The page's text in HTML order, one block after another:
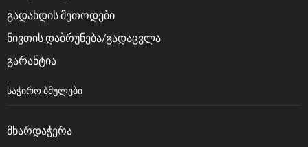
გადახდის მეთოდები
ნივთის დაბრუნება/გადაცვლა
გარანტია
ᲡᲐᲭᲘᲠᲝ ᲑᲛᲣᲚᲔᲑᲘ
მხარდაჭერა